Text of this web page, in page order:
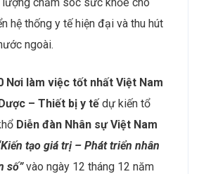
hệ thống y tế hiện đại và thu hút
ngoài.
Nơi làm việc tốt nhất Việt Nam
– Thiết bị y tếdự kiến tổ
Diễn đàn Nhân sự Việt Nam
tạo giá trị – Phát triển nhân
số”vào ngày 12 tháng 12 năm